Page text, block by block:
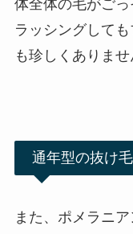
体全体の毛がご
ラッシングして
も珍しくありませ
通年型の抜け毛
また、ポメラニ